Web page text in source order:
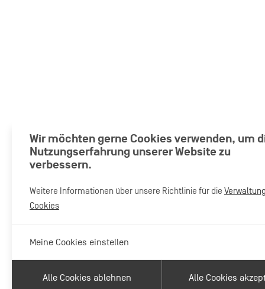
Wir möchten gerne Cookies verwenden, um
Nutzungserfahrung unserer Website zu
verbessern.
Weitere Informationen über unsere Richtlinie für die
Cookies
Meine Cookies einstellen
Alle Cookies ablehnen Alle Cookies